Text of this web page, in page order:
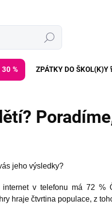
Hledat
30 % ZPÁTKY DO ŠKOL(K)Y
jeho výsledky?
v telefonu má 72 %
hraje čtvrtina populace, z